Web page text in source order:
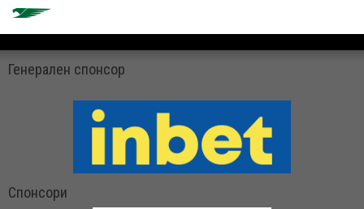
Генерален спонсор
Спонсори